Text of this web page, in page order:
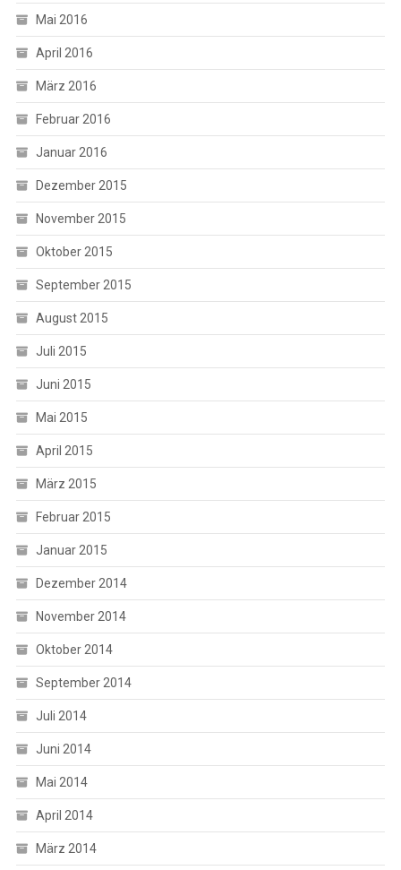
Mai 2016
April 2016
März 2016
Februar 2016
Januar 2016
Dezember 2015
November 2015
Oktober 2015
September 2015
August 2015
Juli 2015
Juni 2015
Mai 2015
April 2015
März 2015
Februar 2015
Januar 2015
Dezember 2014
November 2014
Oktober 2014
September 2014
Juli 2014
Juni 2014
Mai 2014
April 2014
März 2014